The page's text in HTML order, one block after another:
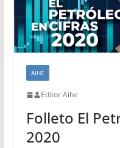
AIHE
Editor Aihe
Folleto El
2020